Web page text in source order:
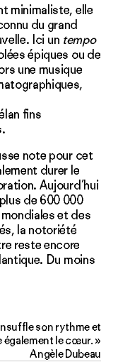
minimaliste, elle
du grand
Ici un tempo
épiques ou de
une musique
fins
note pour cet
durer le
Aujourd’hui
de 600 000
et des
la notoriété
reste encore
Du moins
son rythme et
également le cœur. »
Angèle Dubeau